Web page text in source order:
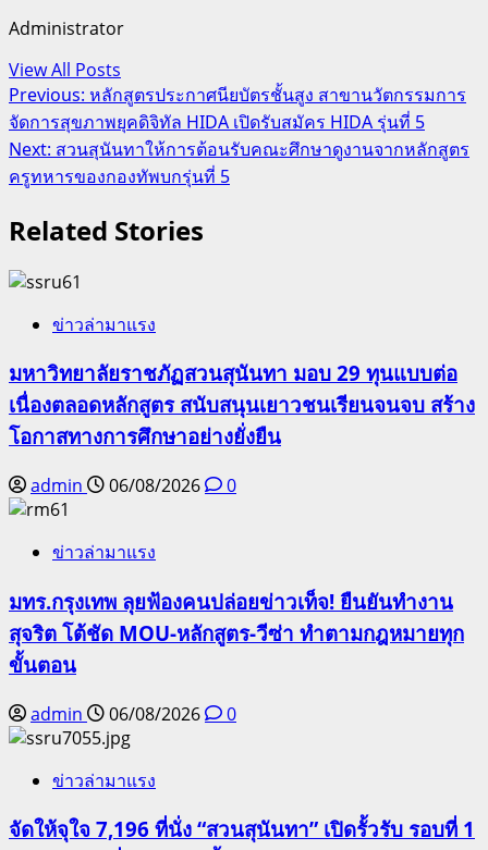
Administrator
View All Posts
Post
navigation
Previous: หลักสูตรประกาศนียบัตรชั้นสูง สาขานวัตกรรมการ
จัดการสุขภาพยุคดิจิทัล HIDA เปิดรับสมัคร HIDA รุ่นที่ 5
Next: สวนสุนันทาให้การต้อนรับคณะศึกษาดูงานจากหลักสูตร
ครูทหารของกองทัพบกรุ่นที่ 5
Related Stories
ข่าวล่ามาแรง
มหาวิทยาลัยราชภัฏสวนสุนันทา มอบ 29 ทุนแบบต่อ
เนื่องตลอดหลักสูตร สนับสนุนเยาวชนเรียนจนจบ สร้าง
โอกาสทางการศึกษาอย่างยั่งยืน
admin 06/08/2026 0
ข่าวล่ามาแรง
มทร.กรุงเทพ ลุยฟ้องคนปล่อยข่าวเท็จ! ยืนยันทำงาน
สุจริต โต้ชัด MOU-หลักสูตร-วีซ่า ทำตามกฎหมายทุก
ขั้นตอน
admin 06/08/2026 0
ข่าวล่ามาแรง
จัดให้จุใจ 7,196 ที่นั่ง “สวนสุนันทา” เปิดรั้วรับ รอบที่ 1